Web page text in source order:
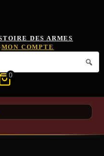
DES ARMES
MON COMPTE
0